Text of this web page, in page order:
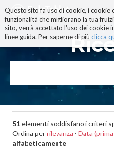
Questo sito fa uso di cookie, i cookie
funzionalità che migliorano la tua
sito, verrà accettato l'uso dei cookie
linee guida. Per saperne di più clicca
ai
|
alla
51elementi soddisfano i criteri
Ordina perrilevanza · Data
alfabeticamente